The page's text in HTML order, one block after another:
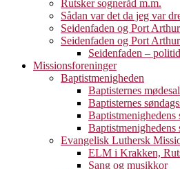
Rutsker sogneråd m.m.
Sådan var det da jeg var
Seidenfaden og Port
Seidenfaden og Port
Seidenfaden –
Missionsforeninger
Baptistmenigheden
Baptisternes
Baptisternes
Baptistmenighedens
Baptistmenighedens
Evangelisk Luthersk
ELM i Krakken,
Sang og musikkor